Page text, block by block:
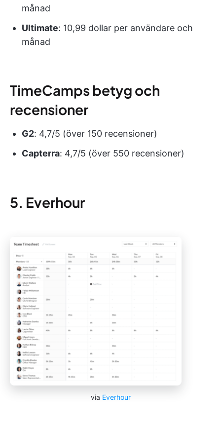
månad
Ultimate: 10,99 dollar per användare och
månad
TimeCamps betyg och
recensioner
G2: 4,7/5 (över 150 recensioner)
Capterra: 4,7/5 (över 550 recensioner)
5. Everhour
via Everhour